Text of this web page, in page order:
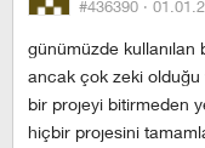
#436390 ·
günümüzde kullanılan
ancak çok zeki olduğu
bir projeyi bitirmeden
hiçbir projesini